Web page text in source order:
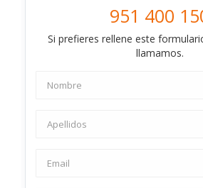
951 400
Si prefieres rellene este
llamamos.